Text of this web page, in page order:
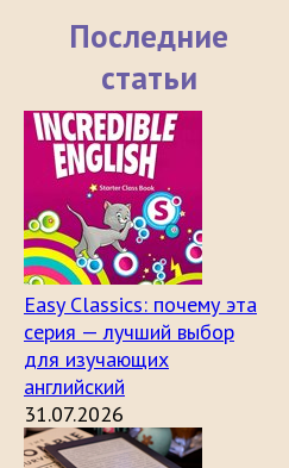
Последние
статьи
Easy Classics: почему эта
серия — лучший выбор
для изучающих
английский
31.07.2026